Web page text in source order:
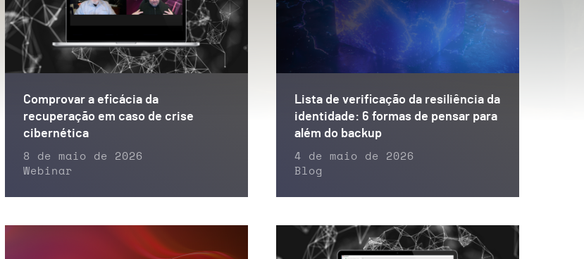
Comprovar a eficácia da
recuperação em caso de crise
cibernética
8 de maio de 2026
Webinar
Lista de verificação da resiliência da
identidade: 6 formas de pensar para
além do backup
4 de maio de 2026
Blog